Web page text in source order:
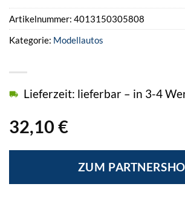
32,10 €
Lieferzeit: lieferbar – in 3-4
ZUM
Artikelnummer: 4013150305808
Kategorie: Modellautos